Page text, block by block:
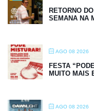
RETORNO
SEMANA NA
AGO 08 2026
FESTA
MUITO MAIS
AGO 08 2026